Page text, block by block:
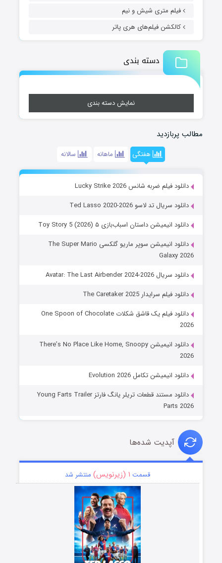
فیلم متری شیش و نیم
کالکشن فیلم‌های هری پاتر
دسته بندی
نمایش دسته بندی
مطالب پربازدید
هفتگی ماهانه سالانه
دانلود فیلم ضربه شانس Lucky Strike 2026
دانلود سریال تد لاسو Ted Lasso 2020-2026
دانلود انیمیشن داستان اسباب‌بازی ۵ Toy Story 5 (2026)
دانلود انیمیشن سوپر ماریو گلکسی The Super Mario
Galaxy 2026
دانلود سریال Avatar: The Last Airbender 2024-2026
دانلود فیلم سرایدار The Caretaker 2025
دانلود فیلم یک قاشق شکلات One Spoon of Chocolate
2026
دانلود انیمیشن There’s No Place Like Home, Snoopy
2026
دانلود انیمیشن تکامل Evolution 2026
دانلود مستند قطعات تریلر یانگ فارتز Young Farts Trailer
Parts 2026
آپدیت شده‌ها
قسمت ۱ (زیرنویس) منتشر شد